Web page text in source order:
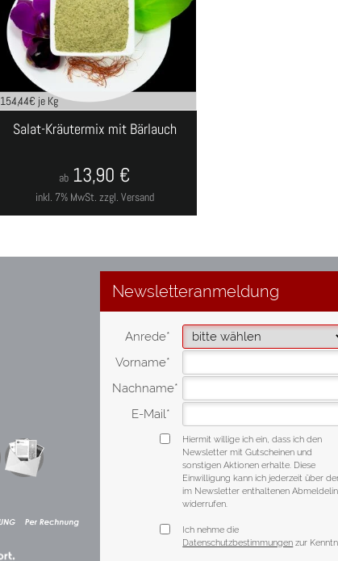
154,44€ je Kg
Salat-Kräutermix mit Bärlauch
inkl. 7% MwSt. zzgl. Versand
ab 13,90 €